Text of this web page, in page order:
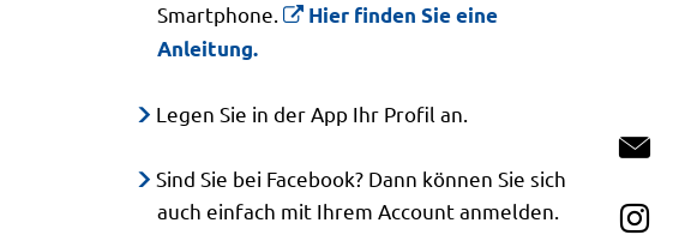
Smartphone.
Hier finden Sie eine
Anleitung.
Legen Sie in der App Ihr Profil an.
Sind Sie bei Facebook? Dann können Sie sich
auch einfach mit Ihrem Account anmelden.